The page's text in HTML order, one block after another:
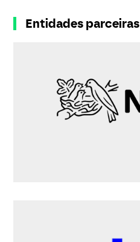
Entidades parceiras